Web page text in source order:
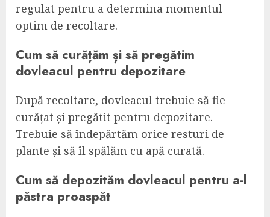
regulat pentru a determina momentul
optim de recoltare.
Cum să curățăm și să pregătim
dovleacul pentru depozitare
După recoltare, dovleacul trebuie să fie
curățat și pregătit pentru depozitare.
Trebuie să îndepărtăm orice resturi de
plante și să îl spălăm cu apă curată.
Cum să depozităm dovleacul pentru a-l
păstra proaspăt